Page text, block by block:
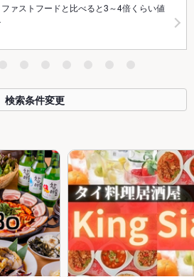
ァストフードと比べると3～4倍くらい値
検索条件変更